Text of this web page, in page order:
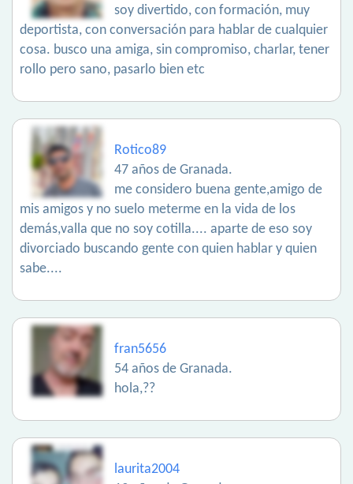
soy divertido, con formación, muy
deportista, con conversación para hablar de cualquier
cosa. busco una amiga, sin compromiso, charlar, tener
rollo pero sano, pasarlo bien etc
Rotico89
47 años de Granada.
me considero buena gente,amigo de
mis amigos y no suelo meterme en la vida de los
demás,valla que no soy cotilla.... aparte de eso soy
divorciado buscando gente con quien hablar y quien
sabe....
fran5656
54 años de Granada.
hola,??
laurita2004